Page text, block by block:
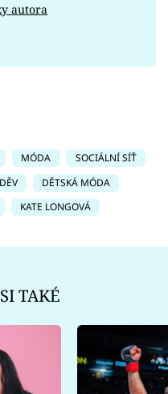
autora
MÓDA
SOCIÁLNÍ SÍŤ
DĚTSKÁ MÓDA
KATE LONGOVÁ
TAKÉ